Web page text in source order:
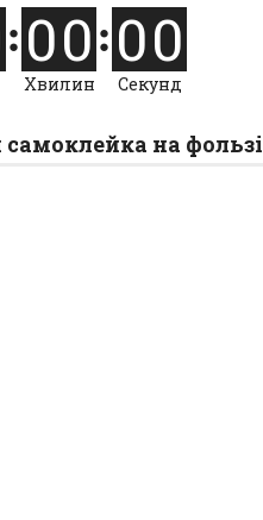
00
Хвилин
00
Секунд
на фользі